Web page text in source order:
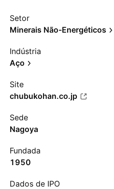
Setor
Minerais Não-Energéticos
Indústria
Aço
Site
chubukohan.co.jp
Sede
Nagoya
Fundada
1950
Dados de IPO